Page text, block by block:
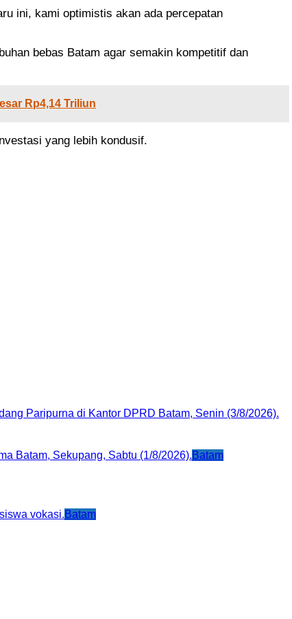
ini, kami optimistis akan ada percepatan
bebas Batam agar semakin kompetitif dan
Rp4,14 Triliun
yang lebih kondusif.
Batam
Batam